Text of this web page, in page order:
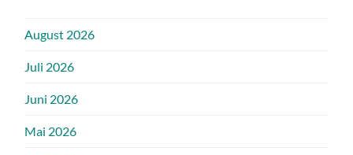
August 2026
Juli 2026
Juni 2026
Mai 2026